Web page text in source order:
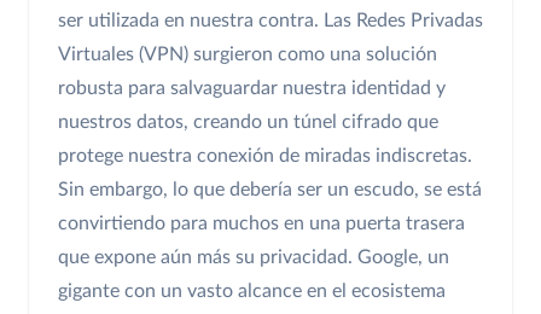
ser utilizada en nuestra contra. Las Redes Privadas
Virtuales (VPN) surgieron como una solución
robusta para salvaguardar nuestra identidad y
nuestros datos, creando un túnel cifrado que
protege nuestra conexión de miradas indiscretas.
Sin embargo, lo que debería ser un escudo, se está
convirtiendo para muchos en una puerta trasera
que expone aún más su privacidad. Google, un
gigante con un vasto alcance en el ecosistema